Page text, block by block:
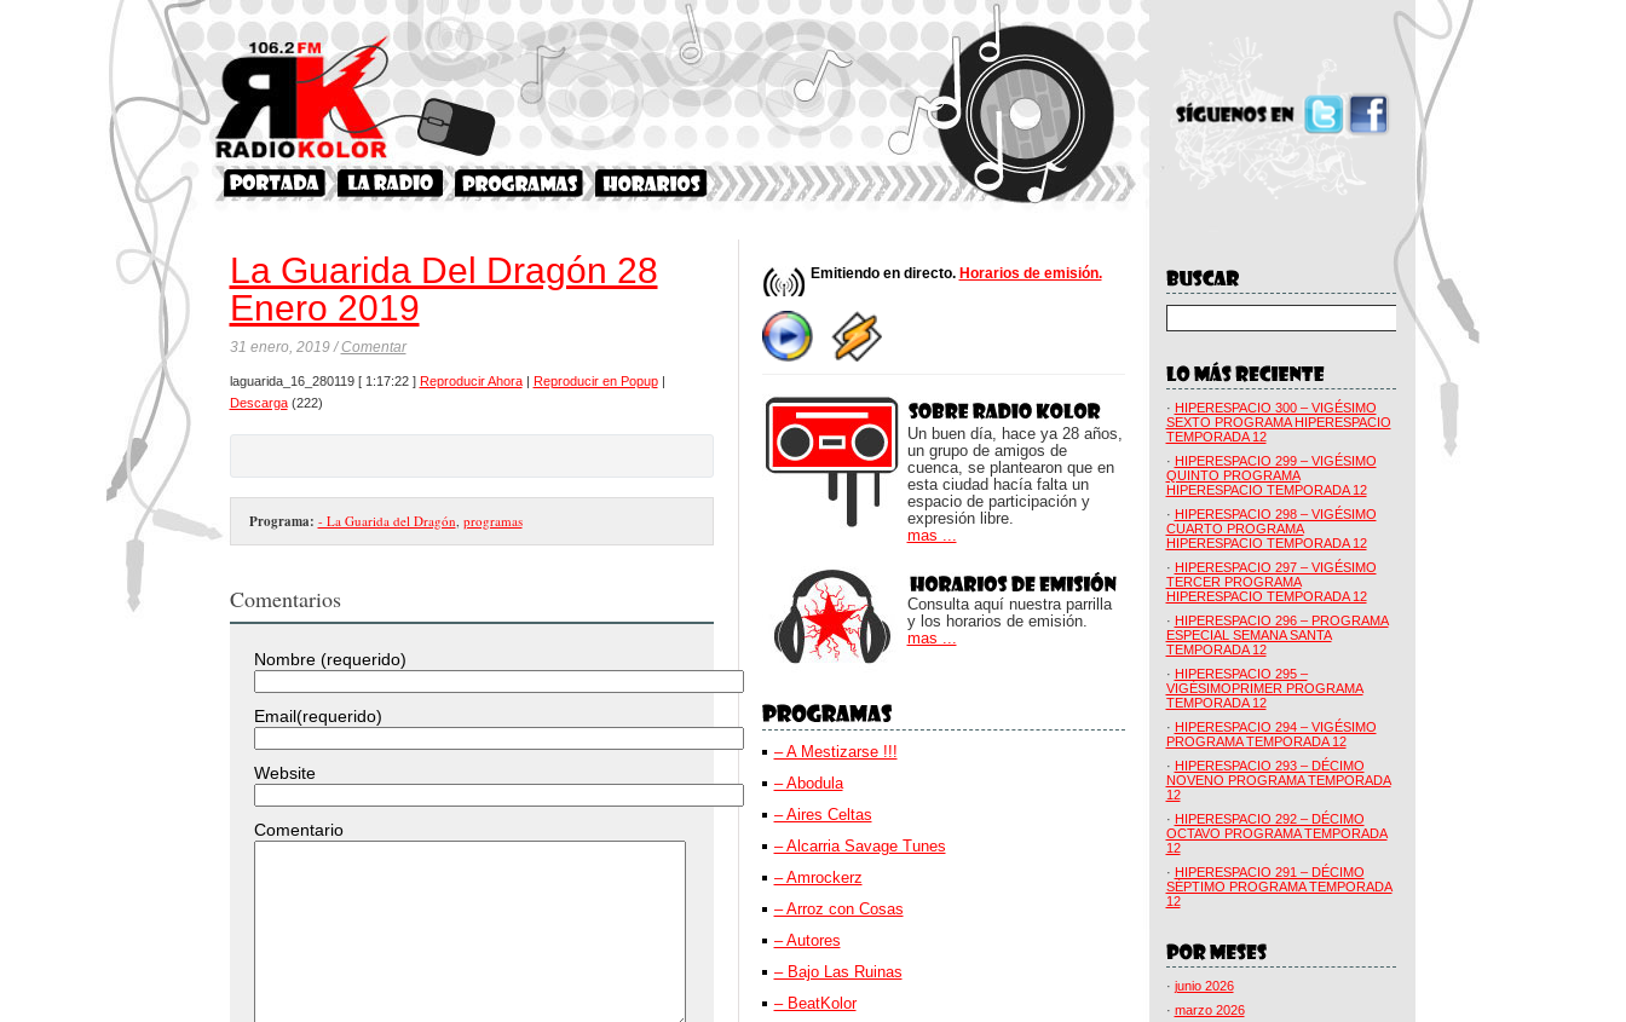
La Guarida Del Dragón 28
Enero 2019
31 enero, 2019 /Comentar
laguarida_16_280119 [ 1:17:22 ] Reproducir Ahora| Reproducir en Popup|
Descarga(222)
Programa: - La Guarida del Dragón, programas
Comentarios
Nombre (requerido)
Email(requerido)
Website
Comentario
Emitiendo en directo. Horarios de emisión.
Un buen día, hace ya 28 años,
un grupo de amigos de
cuenca, se plantearon que en
esta ciudad hacía falta un
espacio de participación y
expresión libre.
mas ...
Consulta aquí nuestra parrilla
y los horarios de emisión.
mas ...
– A Mestizarse !!!
– Abodula
– Aires Celtas
– Alcarria Savage Tunes
– Amrockerz
– Arroz con Cosas
– Autores
– Bajo Las Ruinas
– BeatKolor
· HIPERESPACIO 300 – VIGÉSIMO
SEXTO PROGRAMA HIPERESPACIO
TEMPORADA 12
· HIPERESPACIO 299 – VIGÉSIMO
QUINTO PROGRAMA
HIPERESPACIO TEMPORADA 12
· HIPERESPACIO 298 – VIGÉSIMO
CUARTO PROGRAMA
HIPERESPACIO TEMPORADA 12
· HIPERESPACIO 297 – VIGÉSIMO
TERCER PROGRAMA
HIPERESPACIO TEMPORADA 12
· HIPERESPACIO 296 – PROGRAMA
ESPECIAL SEMANA SANTA
TEMPORADA 12
· HIPERESPACIO 295 –
VIGÉSIMOPRIMER PROGRAMA
TEMPORADA 12
· HIPERESPACIO 294 – VIGÉSIMO
PROGRAMA TEMPORADA 12
· HIPERESPACIO 293 – DÉCIMO
NOVENO PROGRAMA TEMPORADA
12
· HIPERESPACIO 292 – DÉCIMO
OCTAVO PROGRAMA TEMPORADA
12
· HIPERESPACIO 291 – DÉCIMO
SÉPTIMO PROGRAMA TEMPORADA
12
· junio 2026
· marzo 2026